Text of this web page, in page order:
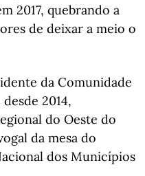
2017, quebrando a
de deixar a meio o
da Comunidade
2014,
do Oeste do
da mesa do
dos Municípios